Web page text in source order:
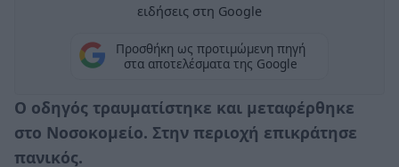
ειδήσεις στη Google
Προσθήκη ως προτιμώμενη πηγή
στα αποτελέσματα της Google
Ο οδηγός τραυματίστηκε και μεταφέρθηκε
στο Νοσοκομείο. Στην περιοχή επικράτησε
πανικός.